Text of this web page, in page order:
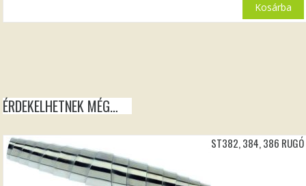
Kosárba
ÉRDEKELHETNEK MÉG…
ST382, 384, 386 RUGÓ